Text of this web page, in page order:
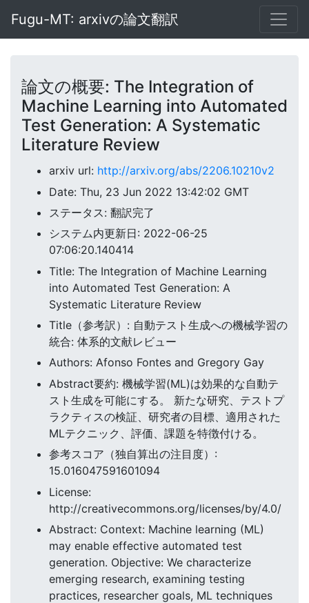
Fugu-MT: arxivの論文翻訳
論文の概要: The Integration of
Machine Learning into Automated
Test Generation: A Systematic
Literature Review
arxiv url: http://arxiv.org/abs/2206.10210v2
Date: Thu, 23 Jun 2022 13:42:02 GMT
ステータス: 翻訳完了
システム内更新日: 2022-06-25
07:06:20.140414
Title: The Integration of Machine Learning
into Automated Test Generation: A
Systematic Literature Review
Title（参考訳）: 自動テスト生成への機械学習の
統合: 体系的文献レビュー
Authors: Afonso Fontes and Gregory Gay
Abstract要約: 機械学習(ML)は効果的な自動テ
スト生成を可能にする。 新たな研究、テストプ
ラクティスの検証、研究者の目標、適用された
MLテクニック、評価、課題を特徴付ける。
参考スコア（独自算出の注目度）:
15.016047591601094
License:
http://creativecommons.org/licenses/by/4.0/
Abstract: Context: Machine learning (ML)
may enable effective automated test
generation. Objective: We characterize
emerging research, examining testing
practices, researcher goals, ML techniques